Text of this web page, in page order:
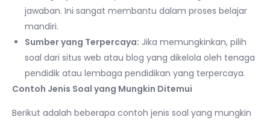
jawaban. Ini sangat membantu dalam proses belajar
mandiri.
Sumber yang Terpercaya: Jika memungkinkan, pilih
soal dari situs web atau blog yang dikelola oleh tenaga
pendidik atau lembaga pendidikan yang terpercaya.
Contoh Jenis Soal yang Mungkin Ditemui
Berikut adalah beberapa contoh jenis soal yang mungkin